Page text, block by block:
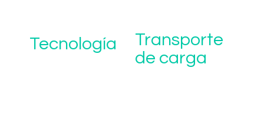
Tecnología
Transporte
de carga